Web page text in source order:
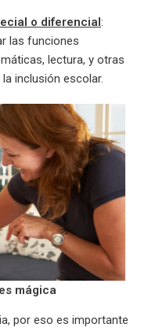
o diferencial:
las funciones
lectura, y otras
inclusión escolar.
mágica
por eso es importante